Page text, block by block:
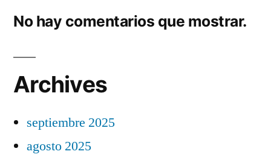
No hay comentarios que mostrar.
Archives
septiembre 2025
agosto 2025